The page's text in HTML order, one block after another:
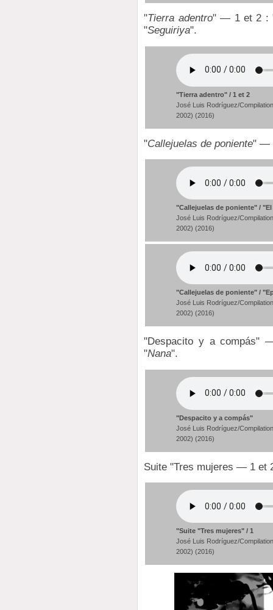
"Tierra adentro" — 1 et 2 :
"Seguiriya".
"Tierra adentro" / 1 et 2
José Luis Rodríguez/
2002) (2016)
"Callejuelas de poniente" —
"Callejuelas de poniente" /
José Luis Rodríguez/
2002) (2016)
"Callejuelas de poniente" /
José Luis Rodríguez/
2002) (2016)
"Despacito y a compás"
"Nana".
"Despacito y a compás"
José Luis Rodríguez/
2002) (2016)
Suite "Tres mujeres — 1 et
"Suite "Tres mujeres" / 1
José Luis Rodríguez/
2002) (2016)